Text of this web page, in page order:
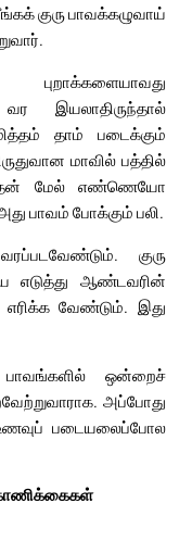
குரு பாவக்கழுவாய்
இயலாதிருந்தால்
தாம் படைக்கும்
மாவில் பத்தில்
மேல் எண்ணெயோ
பாவம் போக்கும் பலி.
குரு
எடுத்து ஆண்டவரின்
எரிக்க வேண்டும். இது
ஒன்றைச்
அப்போது
உணவுப் படையலைப்போல